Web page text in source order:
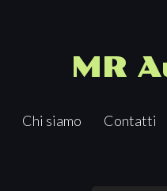
MR
Chi siamo Contatti